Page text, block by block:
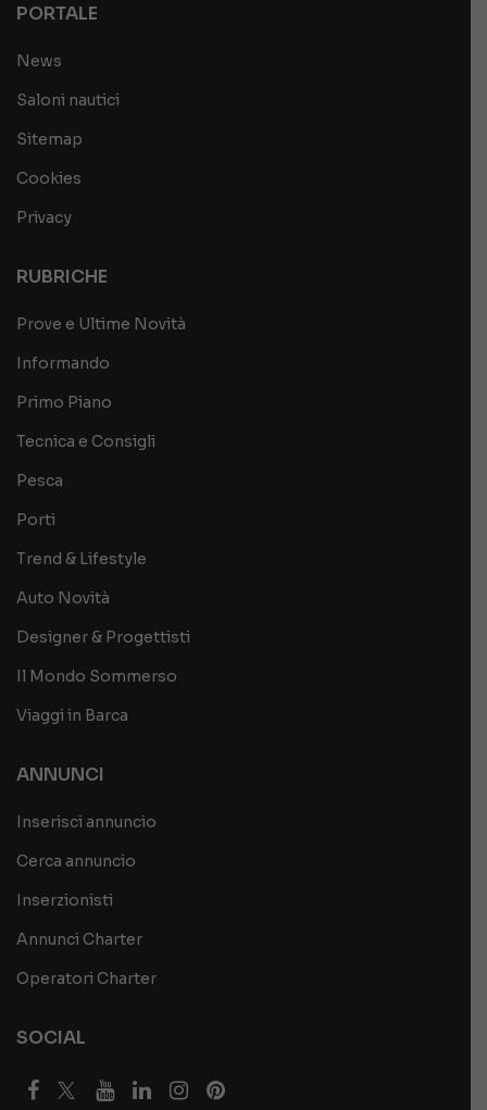
PORTALE
News
Saloni nautici
Sitemap
Cookies
Privacy
RUBRICHE
Prove e Ultime Novità
Informando
Primo Piano
Tecnica e Consigli
Pesca
Porti
Trend & Lifestyle
Auto Novità
Designer & Progettisti
Il Mondo Sommerso
Viaggi in Barca
ANNUNCI
Inserisci annuncio
Cerca annuncio
Inserzionisti
Annunci Charter
Operatori Charter
SOCIAL